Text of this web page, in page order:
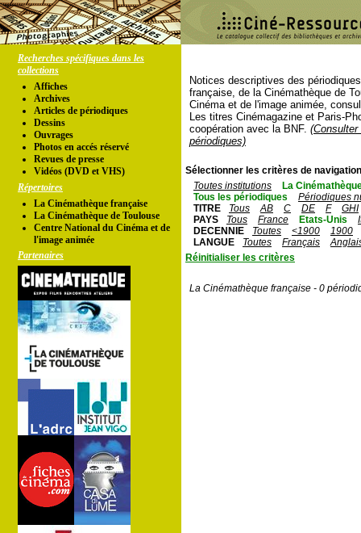
Recherches spécifiques dans les
collections
Affiches
Archives
Articles de périodiques
Dessins
Ouvrages
Photos en accés réservé
Revues de presse
Vidéos (DVD et VHS)
Répertoires
La Cinémathèque française
La Cinémathèque de Toulouse
Centre National du Cinéma et de
l'image animée
Partenaires
Notices descriptives des
française, de la Cinémathèque de
Cinéma et de l'image animée,
Les titres Cinémagazine et Paris-
coopération avec la BNF.
périodiques)
Sélectionner les critères de
Toutes institutions
La
Tous les périodiques
Périodiques
TITRE
Tous AB C DE F
GHI
PAYS
Tous France Etats-Unis
DECENNIE
Toutes <1900
1900
LANGUE
Toutes Français
Réinitialiser les critères
La Cinémathèque française - 0